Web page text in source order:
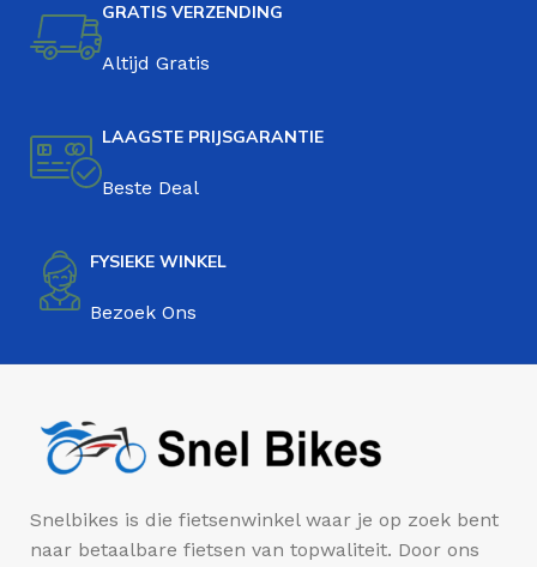
GRATIS VERZENDING
Altijd Gratis
LAAGSTE PRIJSGARANTIE
Beste Deal
FYSIEKE WINKEL
Bezoek Ons
Snelbikes is die fietsenwinkel waar je op zoek bent
naar betaalbare fietsen van topwaliteit. Door ons